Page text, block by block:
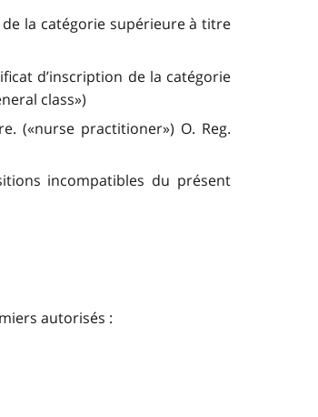
la catégorie supérieure à titre
d’inscription de la catégorie
class»)
(«nurse practitioner») O. Reg.
incompatibles du présent
autorisés :